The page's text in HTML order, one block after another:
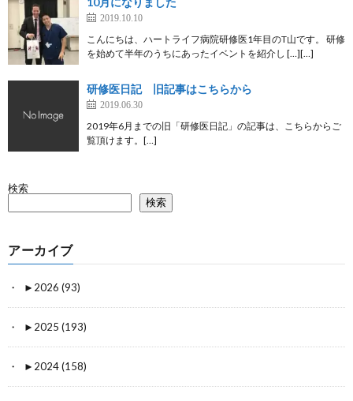
2019.10.10
こんにちは、ハートライフ病院研修医1年目のT山です。 研修
を始めて半年のうちにあったイベントを紹介し […][…]
研修医日記 旧記事はこちらから
2019.06.30
2019年6月までの旧「研修医日記」の記事は、こちらからご
覧頂けます。[…]
検索
検索
アーカイブ
► 2026 (93)
► 2025 (193)
► 2024 (158)